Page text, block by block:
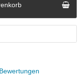
Bewertungen